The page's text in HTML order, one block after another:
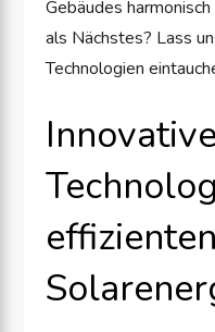
Gebäudes
als Nächstes? Lass
Technologien
Innovative